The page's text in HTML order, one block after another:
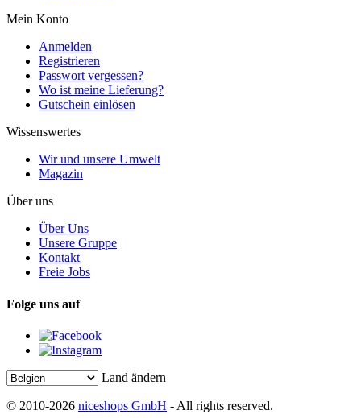
Mein Konto
Anmelden
Registrieren
Passwort vergessen?
Wo ist meine Lieferung?
Gutschein einlösen
Wissenswertes
Wir und unsere Umwelt
Magazin
Über uns
Über Uns
Unsere Gruppe
Kontakt
Freie Jobs
Folge uns auf
Land ändern
© 2010-2026 niceshops GmbH - All rights reserved.